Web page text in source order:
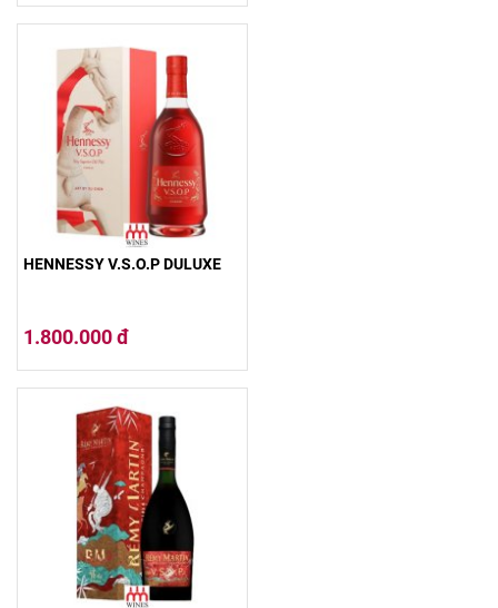
HENNESSY V.S.O.P DULUXE
1.800.000 đ